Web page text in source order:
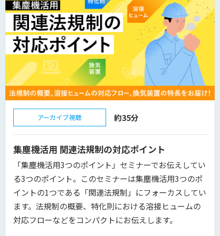
アーカイブ視聴 約35分
集塵機活用 関連法規制の対応ポイント
「集塵機活用3つのポイント」セミナーでお伝えしてい
る3つのポイント。このセミナーは集塵機活用3つのポ
イントの1つである「関連法規制」にフォーカスしてい
ます。法規制の概要、特化則における溶接ヒュームの
対応フローなどをコンパクトにお伝えします。